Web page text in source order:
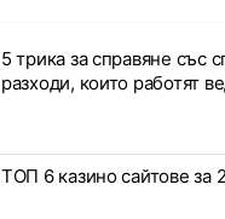
5 трика за справяне със
разходи, които работят
ТОП 6 казино сайтове за